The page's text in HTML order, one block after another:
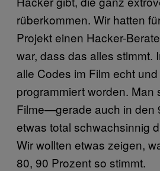
rüberkommen. Wir hatten
Projekt einen Hacker-
war, dass das alles stimmt.
alle Codes im Film echt
programmiert worden. Man
Filme—gerade auch in
etwas total schwachsinnig
Wir wollten etwas zeigen,
80, 90 Prozent so stimmt.